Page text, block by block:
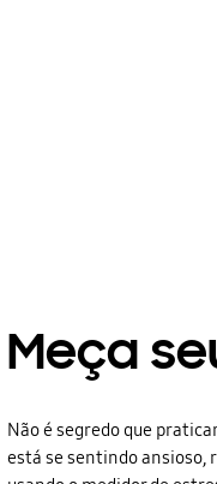
Meça
Não é segredo que
está se sentindo ansioso,